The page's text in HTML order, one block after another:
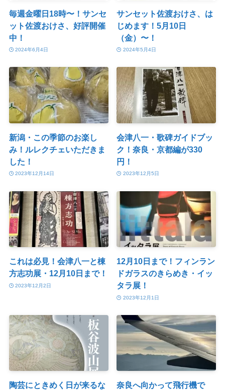
毎週金曜日18時〜！サンセ
ット佐渡おけさ、好評開催
中！
2024年6月4日
サンセット佐渡おけさ、は
じめます！5月10日
（金）〜！
2024年5月4日
新潟・この季節のお楽し
み！ルレクチェいただきま
した！
2023年12月14日
会津八一・歌碑ガイドブッ
ク！奈良・京都編が330
円！
2023年12月5日
これは必見！会津八一と棟
方志功展・12月10日まで！
2023年12月2日
12月10日まで！フィンラン
ドガラスのきらめき・イッ
タラ展！
2023年12月1日
陶芸にときめく日が来るな
奈良へ向かって飛行機で